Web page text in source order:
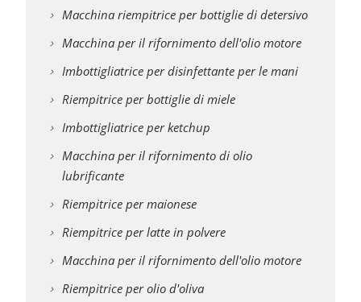
Macchina riempitrice per bottiglie di detersivo
Macchina per il rifornimento dell'olio motore
Imbottigliatrice per disinfettante per le mani
Riempitrice per bottiglie di miele
Imbottigliatrice per ketchup
Macchina per il rifornimento di olio
lubrificante
Riempitrice per maionese
Riempitrice per latte in polvere
Macchina per il rifornimento dell'olio motore
Riempitrice per olio d'oliva